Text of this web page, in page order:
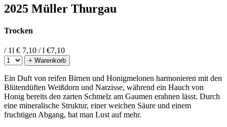
2025 Müller Thurgau
Trocken
/ 1l € 7,10 / l €7,10
+ Warenkorb
Ein Duft von reifen Birnen und Honigmelonen harmonieren mit den
Blütendüften Weißdorn und Narzisse, während ein Hauch von
Honig bereits den zarten Schmelz am Gaumen erahnen lässt. Durch
eine mineralische Struktur, einer weichen Säure und einem
fruchtigen Abgang, hat man Lust auf mehr.